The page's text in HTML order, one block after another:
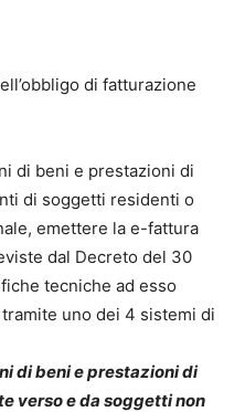
di fatturazione
di beni e prestazioni di
di soggetti residenti o
emettere la e-fattura
dal Decreto del 30
tecniche ad esso
uno dei 4 sistemi di
di beni e prestazioni di
verso e da soggetti non